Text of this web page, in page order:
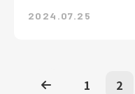
2024.07.25
1 2